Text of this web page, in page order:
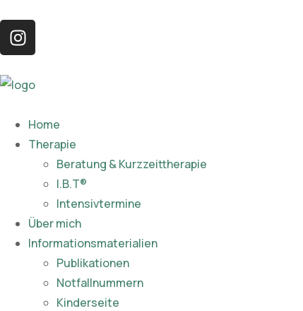
Home
Therapie
Beratung & Kurzzeittherapie
I.B.T®
Intensivtermine
Über mich
Informationsmaterialien
Publikationen​
Notfallnummern
Kinderseite